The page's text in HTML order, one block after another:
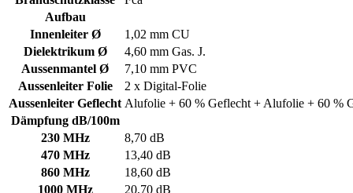
Aufbau
Innenleiter Ø
1,02 mm CU
Dielektrikum Ø
4,60 mm Gas. J.
Aussenmantel Ø
7,10 mm PVC
Aussenleiter Folie
2 x Digital-Folie
Aussenleiter Geflecht Alufolie + 60 % Geflecht + Alufolie + 60 %
Dämpfung dB/100m
230 MHz
8,70 dB
470 MHz
13,40 dB
860 MHz
18,60 dB
1000 MHz
20,70 dB